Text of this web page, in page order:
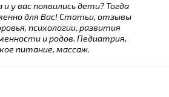
у вас появились дети? Тогда
для Вас! Статьи, отзывы
психологии, развития
и родов. Педиатрия,
питание, массаж.